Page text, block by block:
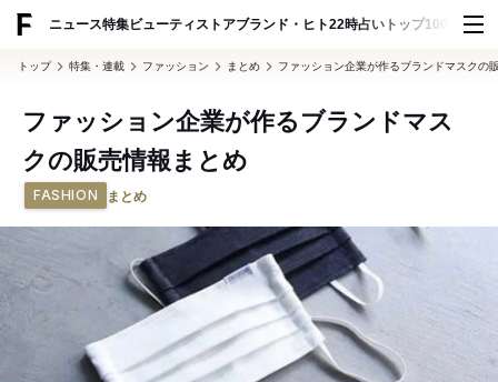
ニュース特集ビューティ ストアブランド・ヒト22時占い トップ100 スナッ
トップ 特集・連載 ファッション まとめ ファッション企業が作るブランドマスクの
ファッション企業が作るブランドマス
クの販売情報まとめ
FASHION まとめ